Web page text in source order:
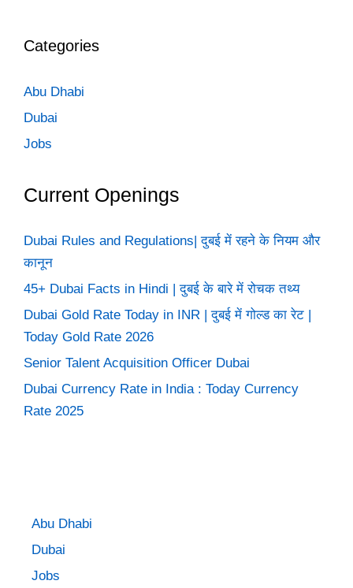
Categories
Abu Dhabi
Dubai
Jobs
Current Openings
Dubai Rules and Regulations| दुबई में रहने के नियम और
कानून
45+ Dubai Facts in Hindi | दुबई के बारे में रोचक तथ्य
Dubai Gold Rate Today in INR | दुबई में गोल्ड का रेट |
Today Gold Rate 2026
Senior Talent Acquisition Officer Dubai
Dubai Currency Rate in India : Today Currency
Rate 2025
Abu Dhabi
Dubai
Jobs